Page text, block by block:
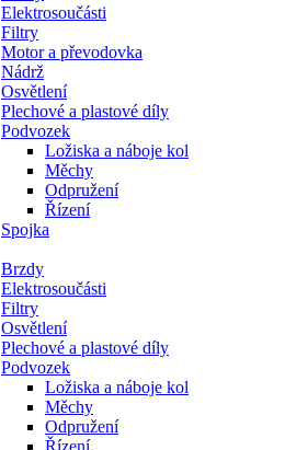
Elektrosoučásti
Filtry
Motor a převodovka
Nádrž
Osvětlení
Plechové a plastové díly
Podvozek
Ložiska a náboje kol
Měchy
Odpružení
Řízení
Spojka
Brzdy
Elektrosoučásti
Filtry
Osvětlení
Plechové a plastové díly
Podvozek
Ložiska a náboje kol
Měchy
Odpružení
Řízení